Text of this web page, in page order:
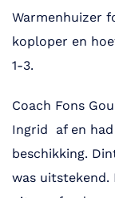
Warmenhuizer
koploper en
1-3.
Coach Fons
Ingrid af en
beschikking.
was uitstekend.